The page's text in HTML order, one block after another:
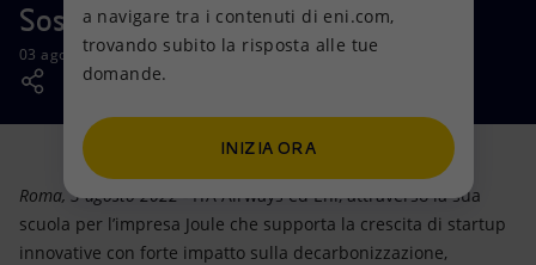
Mission e valori
Persone e Partnership
Net Zero
Modello satellitare
Energia accessibile
Diversificazione energetica
Tecnologie per la transizione
Collaborazioni per l'innovazione
Attività nel mondo
Casa
Imprese
Mobilità
Sostenibilità Aeronautica
03 agosto 2022 - 10:30 CEST
Roma, 3 agosto 2022 -ITA Airways ed Eni, attraverso la sua
scuola per l’impresa Joule che supporta la crescita di startup
innovative con forte impatto sulla decarbonizzazione,
a navigare tra i contenuti di eni.com,
trovando subito la risposta alle tue
domande.
INIZIA ORA